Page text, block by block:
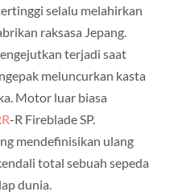
selalu melahirkan
raksasa Jepang.
terjadi saat
meluncurkan kasta
Motor luar biasa
-R Fireblade SP.
mendefinisikan ulang
total sebuah sepeda
dunia.